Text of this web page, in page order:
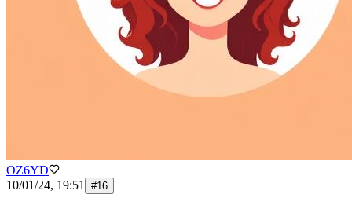
OZ6YD
10/01/24, 19:51
#16